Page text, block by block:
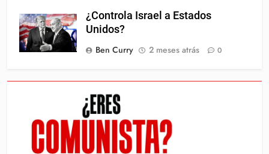
¿Controla Israel a Estados
Unidos?
Ben Curry
2 meses atrás 0